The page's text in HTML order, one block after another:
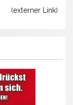
(externer Link)